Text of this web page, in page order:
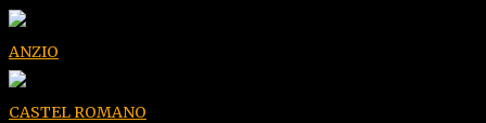
ANZIO
CASTEL ROMANO